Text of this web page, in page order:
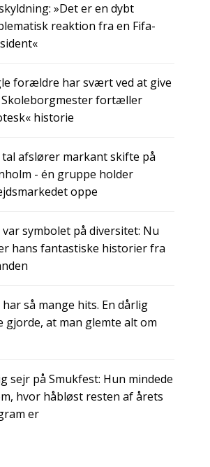
»Det er en dybt
reaktion fra en Fifa-
forældre har svært ved at give
Skoleborgmester fortæller
historie
tal afslører markant skifte på
- én gruppe holder
oppe
var symbolet på diversitet: Nu
hans fantastiske historier fra
har så mange hits. En dårlig
gjorde, at man glemte alt om
sejr på Smukfest: Hun mindede
hvor håbløst resten af årets
er